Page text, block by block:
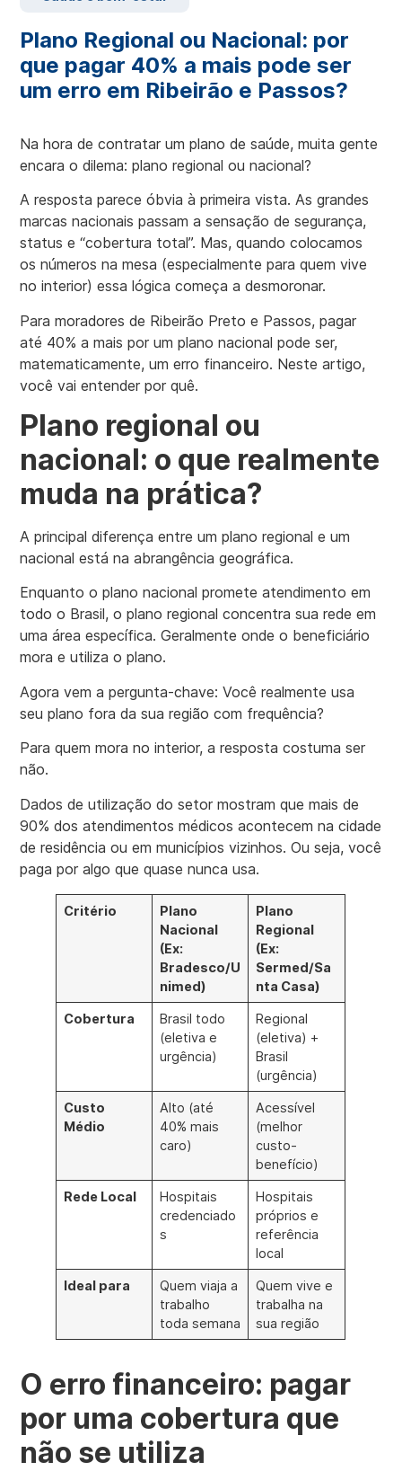
Plano Regional ou Nacional: por
que pagar 40% a mais pode ser
um erro em Ribeirão e Passos?
Na hora de contratar um plano de saúde, muita gente
encara o dilema: plano regional ou nacional?
A resposta parece óbvia à primeira vista. As grandes
marcas nacionais passam a sensação de segurança,
status e “cobertura total”. Mas, quando colocamos
os números na mesa (especialmente para quem vive
no interior) essa lógica começa a desmoronar.
Para moradores de Ribeirão Preto e Passos, pagar
até 40% a mais por um plano nacional pode ser,
matematicamente, um erro financeiro. Neste artigo,
você vai entender por quê.
Plano regional ou
nacional: o que realmente
muda na prática?
A principal diferença entre um plano regional e um
nacional está na abrangência geográfica.
Enquanto o plano nacional promete atendimento em
todo o Brasil, o plano regional concentra sua rede em
uma área específica. Geralmente onde o beneficiário
mora e utiliza o plano.
Agora vem a pergunta-chave: Você realmente usa
seu plano fora da sua região com frequência?
Para quem mora no interior, a resposta costuma ser
não.
Dados de utilização do setor mostram que mais de
90% dos atendimentos médicos acontecem na cidade
de residência ou em municípios vizinhos. Ou seja, você
paga por algo que quase nunca usa.
Critério
Plano
Nacional
(Ex:
Bradesco/U
nimed)
Plano
Regional
(Ex:
Sermed/Sa
nta Casa)
Cobertura
Brasil todo
(eletiva e
urgência)
Regional
(eletiva) +
Brasil
(urgência)
Custo
Médio
Alto (até
40% mais
caro)
Acessível
(melhor
custo-
benefício)
Rede Local
Hospitais
credenciado
s
Hospitais
próprios e
referência
local
Ideal para
Quem viaja a
trabalho
toda semana
Quem vive e
trabalha na
sua região
O erro financeiro: pagar
por uma cobertura que
não se utiliza